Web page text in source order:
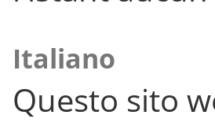
Italiano
Questo sito